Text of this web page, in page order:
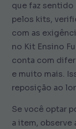
que faz sentido
pelos kits,
com as
no Kit Ensino
conta com
e muito mais.
reposição ao
Se você optar
a item,